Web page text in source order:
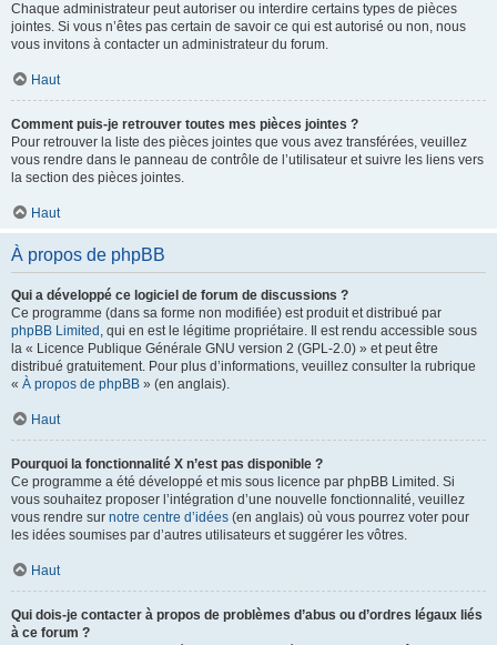
Chaque administrateur peut autoriser ou interdire certains types de pièces
jointes. Si vous n’êtes pas certain de savoir ce qui est autorisé ou non, nous
vous invitons à contacter un administrateur du forum.
Haut
Comment puis-je retrouver toutes mes pièces jointes ?
Pour retrouver la liste des pièces jointes que vous avez transférées, veuillez
vous rendre dans le panneau de contrôle de l’utilisateur et suivre les liens vers
la section des pièces jointes.
Haut
À propos de phpBB
Qui a développé ce logiciel de forum de discussions ?
Ce programme (dans sa forme non modifiée) est produit et distribué par
phpBB Limited , qui en est le légitime propriétaire. Il est rendu accessible sous
la « Licence Publique Générale GNU version 2 (GPL-2.0) » et peut être
distribué gratuitement. Pour plus d’informations, veuillez consulter la rubrique
« À propos de phpBB » (en anglais).
Haut
Pourquoi la fonctionnalité X n’est pas disponible ?
Ce programme a été développé et mis sous licence par phpBB Limited. Si
vous souhaitez proposer l’intégration d’une nouvelle fonctionnalité, veuillez
vous rendre sur notre centre d’idées (en anglais) où vous pourrez voter pour
les idées soumises par d’autres utilisateurs et suggérer les vôtres.
Haut
Qui dois-je contacter à propos de problèmes d’abus ou d’ordres légaux liés
à ce forum ?